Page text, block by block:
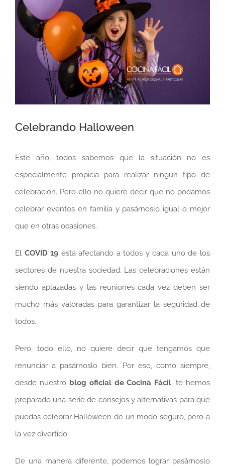
más
grande
Celebrando Halloween
Este año, todos sabemos que la situación no es
especialmente propicia para realizar ningún tipo de
celebración. Pero ello no quiere decir que no podamos
celebrar eventos en familia y pasárnoslo igual o mejor
que en otras ocasiones.
El COVID 19 está afectando a todos y cada uno de los
sectores de nuestra sociedad. Las celebraciones están
siendo aplazadas y las reuniones cada vez deben ser
mucho más valoradas para garantizar la seguridad de
todos.
Pero, todo ello, no quiere decir que tengamos que
renunciar a pasárnoslo bien. Por eso, como siempre,
desde nuestro blog oficial de Cocina Fácil, te hemos
preparado una serie de consejos y alternativas para que
puedas celebrar Halloween de un modo seguro, pero a
la vez divertido.
De una manera diferente, podemos lograr pasárnoslo